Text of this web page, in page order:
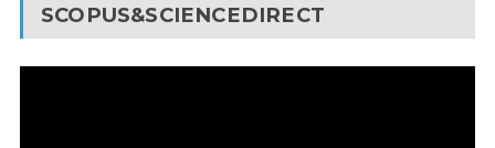
SCOPUS&SCIENCEDIRECT